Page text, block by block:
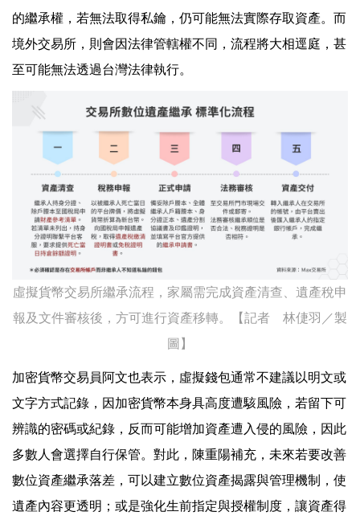
的繼承權，若無法取得私鑰，仍可能無法實際存取資產。而
境外交易所，則會因法律管轄權不同，流程將大相逕庭，甚
至可能無法透過台灣法律執行。
虛擬貨幣交易所繼承流程，家屬需完成資產清查、遺產稅申
報及文件審核後，方可進行資產移轉。【記者 林倢羽／製
圖】
加密貨幣交易員阿文也表示，虛擬錢包通常不建議以明文或
文字方式記錄，因加密貨幣本身具高度遭駭風險，若留下可
辨識的密碼或紀錄，反而可能增加資產遭入侵的風險，因此
多數人會選擇自行保管。對此，陳重陽補充，未來若要改善
數位資產繼承落差，可以建立數位資產揭露與管理機制，使
遺產內容更透明；或是強化生前指定與授權制度，讓資產得